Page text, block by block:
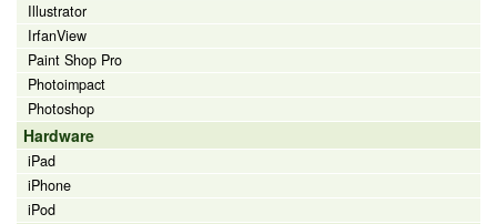
Illustrator
IrfanView
Paint Shop Pro
Photoimpact
Photoshop
Hardware
iPad
iPhone
iPod